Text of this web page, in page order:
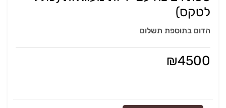
לטקס)
הדום בתוספת תשלום
₪4500